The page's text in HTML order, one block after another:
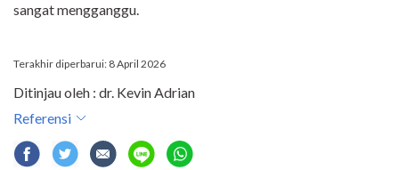
sangat mengganggu.
Terakhir diperbarui: 8 April 2026